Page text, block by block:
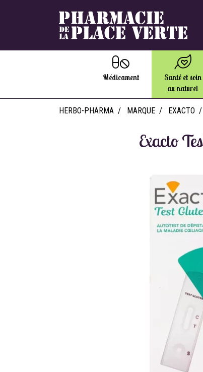
Médicament
Santé et soin
au naturel
HERBO-PHARMA MARQUE EXACTO
Exacto